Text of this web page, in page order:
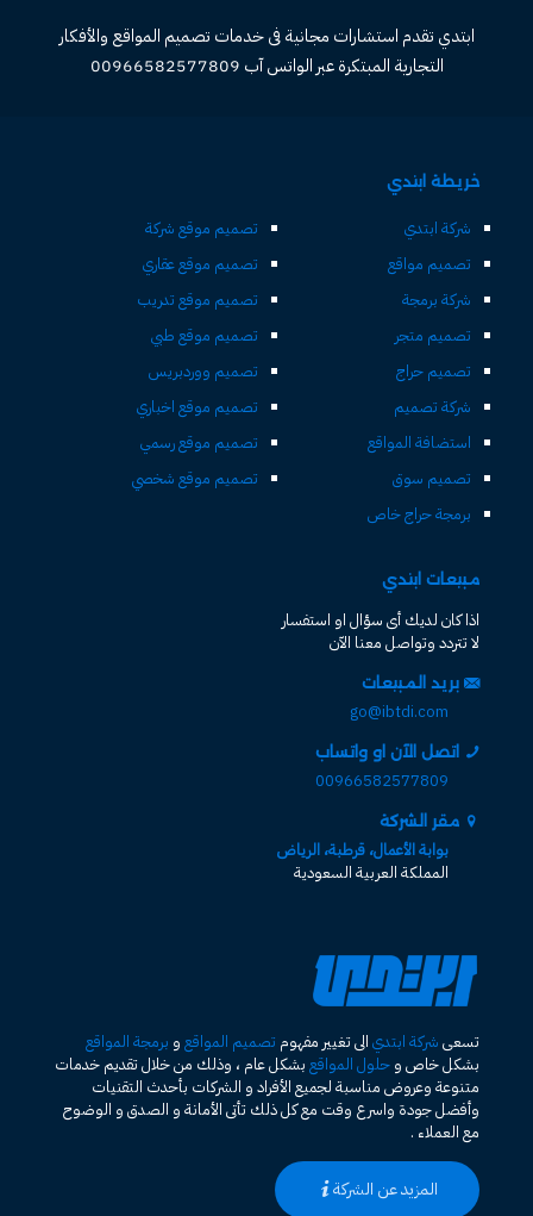
ابتدي تقدم استشارات مجانية فى خدمات تصميم المواقع والأفكار
التجارية المبتكرة عبر الواتس آب 00966582577809
خريطة ابتدي
شركة ابتدي
تصميم مواقع
شركة برمجة
تصميم متجر
تصميم حراج
شركة تصميم
استضافة المواقع
تصميم سوق
برمجة حراج خاص
تصميم موقع شركة
تصميم موقع عقاري
تصميم موقع تدريب
تصميم موقع طبي
تصميم ووردبريس
تصميم موقع اخباري
تصميم موقع رسمي
تصميم موقع شخصي
مبيعات ابتدي
اذا كان لديك أى سؤال او استفسار
لا تتردد وتواصل معنا الآن
بريد المبيعات
go@ibtdi.com
اتصل الآن او واتساب
00966582577809
مقر الشركة
بوابة الأعمال، قرطبة، الرياض
المملكة العربية السعودية
تسعى شركة ابتدي الى تغيير مفهوم تصميم المواقع و برمجة المواقع
بشكل خاص و حلول المواقع بشكل عام ، وذلك من خلال تقديم خدمات
متنوعة وعروض مناسبة لجميع الأفراد و الشركات بأحدث التقنيات
وأفضل جودة واسرع وقت مع كل ذلك تأتى الأمانة و الصدق و الوضوح
مع العملاء .
المزيد عن الشركة